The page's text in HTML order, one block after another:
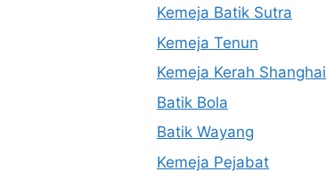
Kemeja Batik Sutra
Kemeja Tenun
Kemeja Kerah Shanghai
Batik Bola
Batik Wayang
Kemeja Pejabat